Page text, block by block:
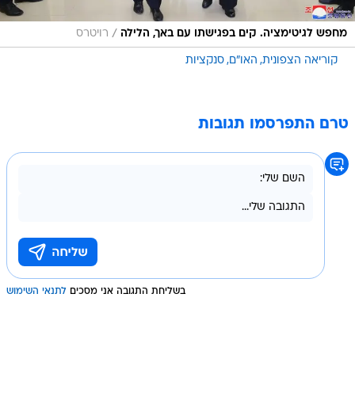
מחפש לגיטימציה. קים בפגישתו עם באך, הלילה / רויטרס
קוריאה הצפונית האו"ם סנקציות
טרם התפרסמו תגובות
בשליחת התגובה אני מסכים לתנאי השימוש